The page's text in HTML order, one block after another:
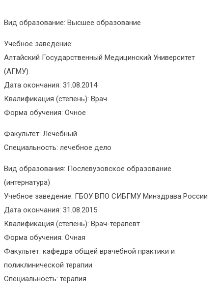
Вид образование: Высшее образование
Учебное заведение:
Алтайский Государственный Медицинский Университет
(АГМУ)
Дата окончания: 31.08.2014
Квалификация (степень): Врач
Форма обучения: Очное
Факультет: Лечебный
Специальность: лечебное дело
Вид образования: Послевузовское образование
(интернатура)
Учебное заведение: ГБОУ ВПО СИБГМУ Минздрава России
Дата окончания: 31.08.2015
Квалификация (степень): Врач-терапевт
Форма обучения: Очная
Факультет: кафедра общей врачебной практики и
поликлинической терапии
Специальность: терапия